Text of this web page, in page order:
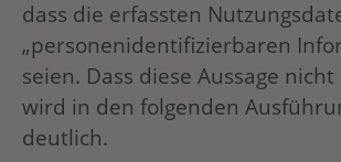
dass die erfassten
„personenidentifizierbaren
seien. Dass diese Aussage
wird in den folgenden
deutlich.